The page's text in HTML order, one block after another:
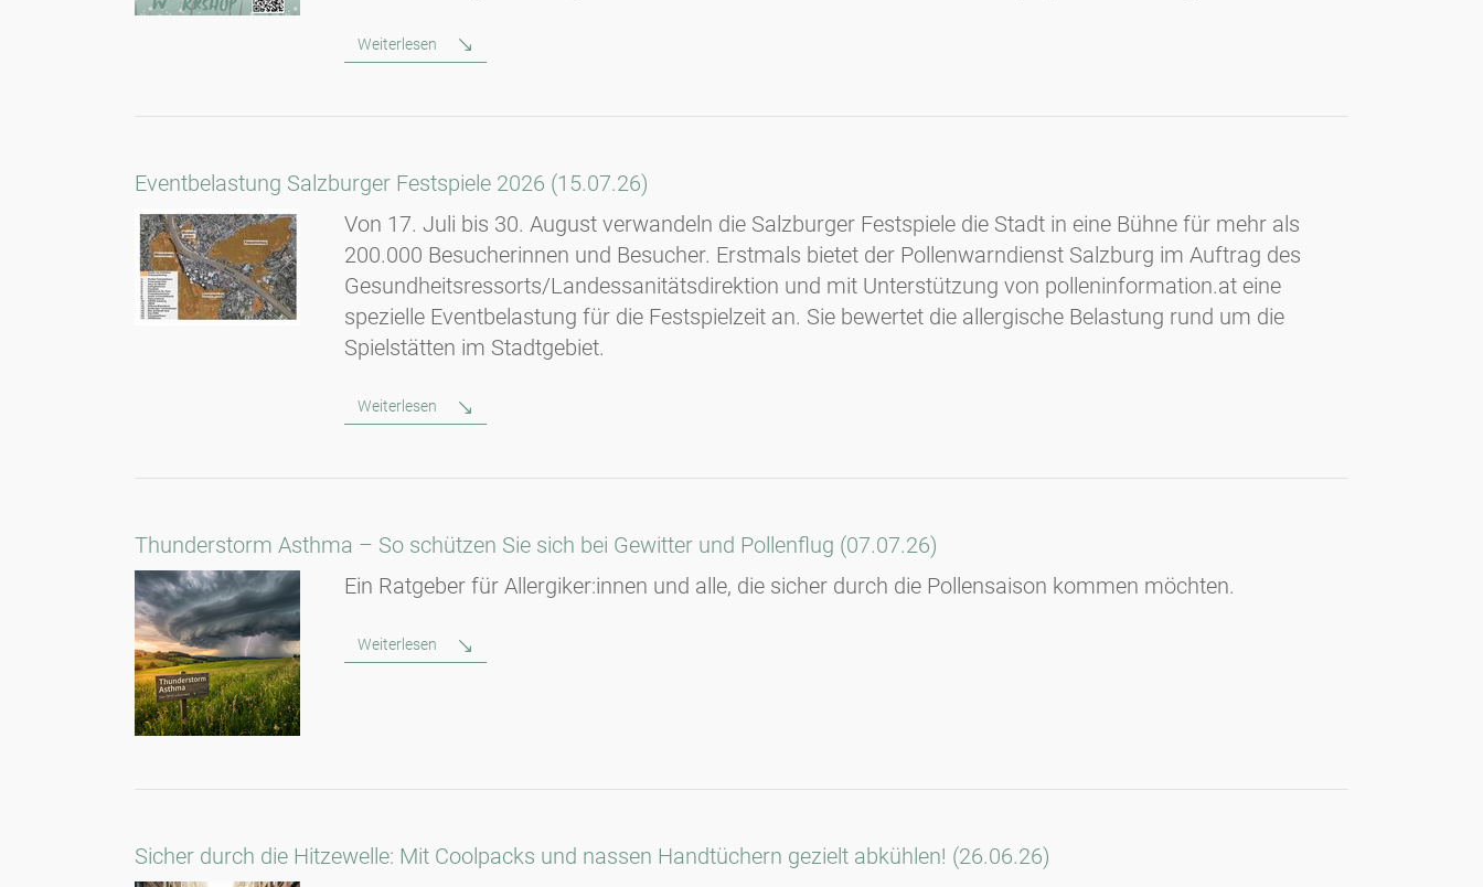
Weiterlesen
Eventbelastung Salzburger Festspiele 2026 (15.07.26)
Von 17. Juli bis 30. August verwandeln die Salzburger Festspiele die Stadt in eine Bühne für mehr als
200.000 Besucherinnen und Besucher. Erstmals bietet der Pollenwarndienst Salzburg im Auftrag des
Gesundheitsressorts/Landessanitätsdirektion und mit Unterstützung von polleninformation.at eine
spezielle Eventbelastung für die Festspielzeit an. Sie bewertet die allergische Belastung rund um die
Spielstätten im Stadtgebiet.
Weiterlesen
Thunderstorm Asthma – So schützen Sie sich bei Gewitter und Pollenflug (07.07.26)
Ein Ratgeber für Allergiker:innen und alle, die sicher durch die Pollensaison kommen möchten.
Weiterlesen
Sicher durch die Hitzewelle: Mit Coolpacks und nassen Handtüchern gezielt abkühlen! (26.06.26)